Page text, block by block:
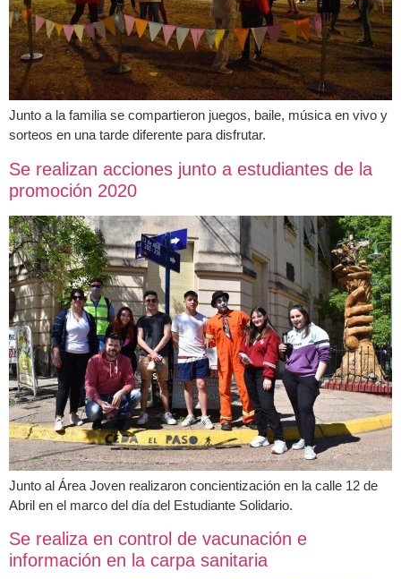
Junto a la familia se compartieron juegos, baile, música en vivo y
sorteos en una tarde diferente para disfrutar.
Se realizan acciones junto a estudiantes de la
promoción 2020
Junto al Área Joven realizaron concientización en la calle 12 de
Abril en el marco del día del Estudiante Solidario.
Se realiza en control de vacunación e
información en la carpa sanitaria